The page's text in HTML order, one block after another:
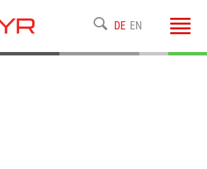
DE EN